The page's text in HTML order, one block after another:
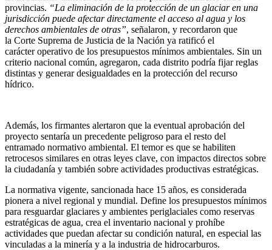
provincias. “La eliminación de la protección de un glaciar en una
jurisdicción puede afectar directamente el acceso al agua y los
derechos ambientales de otras”, señalaron, y recordaron que
la Corte Suprema de Justicia de la Nación ya ratificó el
carácter operativo de los presupuestos mínimos ambientales. Sin un
criterio nacional común, agregaron, cada distrito podría fijar reglas
distintas y generar desigualdades en la protección del recurso
hídrico.
Además, los firmantes alertaron que la eventual aprobación del
proyecto sentaría un precedente peligroso para el resto del
entramado normativo ambiental. El temor es que se habiliten
retrocesos similares en otras leyes clave, con impactos directos sobre
la ciudadanía y también sobre actividades productivas estratégicas.
La normativa vigente, sancionada hace 15 años, es considerada
pionera a nivel regional y mundial. Define los presupuestos mínimos
para resguardar glaciares y ambientes periglaciales como reservas
estratégicas de agua, crea el inventario nacional y prohíbe
actividades que puedan afectar su condición natural, en especial las
vinculadas a la minería y a la industria de hidrocarburos.